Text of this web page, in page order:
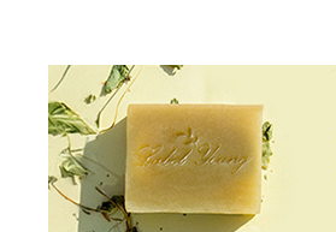
배송출발일
교환/반품/환불